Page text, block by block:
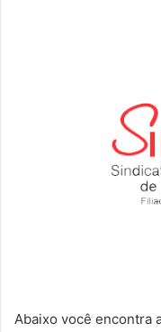
Abaixo você encontra